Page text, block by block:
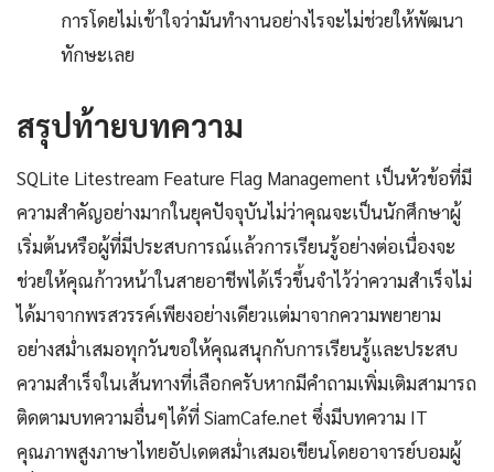
การโดยไม่เข้าใจว่ามันทำงานอย่างไรจะไม่ช่วยให้พัฒนา
ทักษะเลย
สรุปท้ายบทความ
SQLite Litestream Feature Flag Management เป็นหัวข้อที่มี
ความสำคัญอย่างมากในยุคปัจจุบันไม่ว่าคุณจะเป็นนักศึกษาผู้
เริ่มต้นหรือผู้ที่มีประสบการณ์แล้วการเรียนรู้อย่างต่อเนื่องจะ
ช่วยให้คุณก้าวหน้าในสายอาชีพได้เร็วขึ้นจำไว้ว่าความสำเร็จไม่
ได้มาจากพรสวรรค์เพียงอย่างเดียวแต่มาจากความพยายาม
อย่างสม่ำเสมอทุกวันขอให้คุณสนุกกับการเรียนรู้และประสบ
ความสำเร็จในเส้นทางที่เลือกครับหากมีคำถามเพิ่มเติมสามารถ
ติดตามบทความอื่นๆได้ที่ SiamCafe.net ซึ่งมีบทความ IT
คุณภาพสูงภาษาไทยอัปเดตสม่ำเสมอเขียนโดยอาจารย์บอมผู้